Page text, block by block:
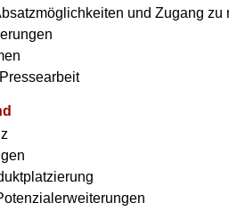
und Zugang zu